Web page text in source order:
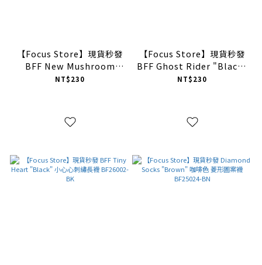
【Focus Store】現貨秒發
BFF New Mushroom
Love BF26099 黑白紫 三色
NT$230
【Focus Store】現貨秒發
BFF Ghost Rider "Black"
黑色 惡靈戰警 BF26004-
NT$230